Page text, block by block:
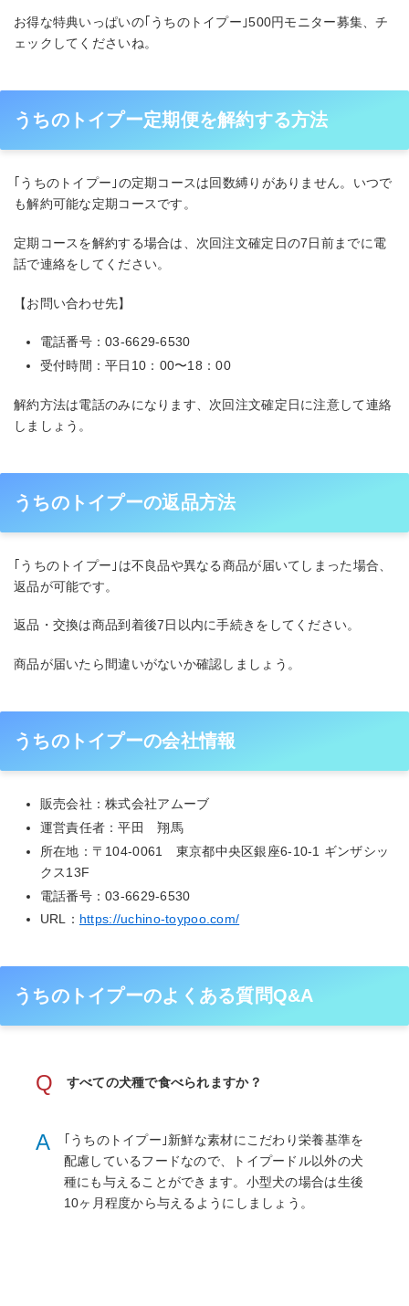
お得な特典いっぱいの｢うちのトイプー｣500円モニター募集、チ
ェックしてくださいね。
うちのトイプー定期便を解約する方法
｢うちのトイプー｣の定期コースは回数縛りがありません。いつで
も解約可能な定期コースです。
定期コースを解約する場合は、次回注文確定日の7日前までに電
話で連絡をしてください。
【お問い合わせ先】
電話番号：03-6629-6530
受付時間：平日10：00〜18：00
解約方法は電話のみになります、次回注文確定日に注意して連絡
しましょう。
うちのトイプーの返品方法
｢うちのトイプー｣は不良品や異なる商品が届いてしまった場合、
返品が可能です。
返品・交換は商品到着後7日以内に手続きをしてください。
商品が届いたら間違いがないか確認しましょう。
うちのトイプーの会社情報
販売会社：株式会社アムーブ
運営責任者：平田 翔馬
所在地：〒104-0061 東京都中央区銀座6-10-1 ギンザシッ
クス13F
電話番号：03-6629-6530
URL： https://uchino-toypoo.com/
うちのトイプーのよくある質問Q&A
Q すべての犬種で食べられますか？
A
｢うちのトイプー｣新鮮な素材にこだわり栄養基準を
配慮しているフードなので、トイプードル以外の犬
種にも与えることができます。小型犬の場合は生後
10ヶ月程度から与えるようにしましょう。